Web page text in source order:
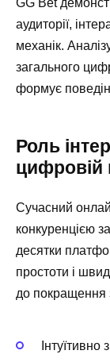
GG Bet
аудиторії,
механік.
загального
формує
Роль
цифровій
Сучасний
конкуренцією
десятки
простоти і
до покращення
Інтуїтивно